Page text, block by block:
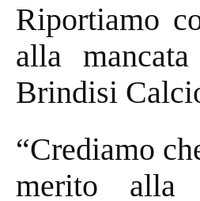
Riportiamo
alla
Brindisi
“Crediamo
merito alla